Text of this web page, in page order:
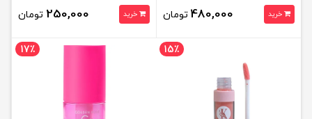
خرید 480,000 تومان خرید 250,000 تومان
15٪ 17٪